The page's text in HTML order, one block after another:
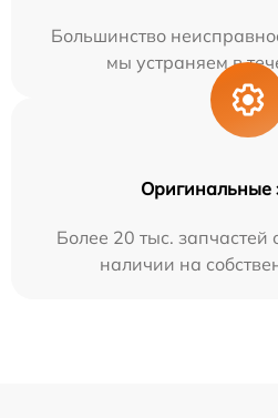
Большинство
мы устраняем в
Оригинальные
Более 20 тыс. запчастей
наличии на